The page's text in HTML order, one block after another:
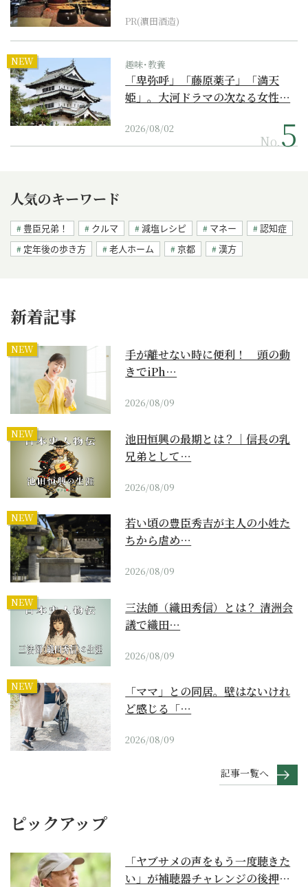
PR(濵田酒造)
NEW 趣味･教養
「卑弥呼」「藤原薬子」「満天
姫」。大河ドラマの次なる女性…
2026/08/02
No.
人気のキーワード
豊臣兄弟！ クルマ 減塩レシピ マネー
認知症
定年後の歩き方
老人ホーム 京都 漢方
新着記事
NEW
手が離せない時に便利！ 頭の動
きでiPh…
2026/08/09
NEW
池田恒興の最期とは？｜信長の乳
兄弟として…
2026/08/09
NEW
若い頃の豊臣秀吉が主人の小姓た
ちから虐め…
2026/08/09
NEW
三法師（織田秀信）とは？ 清洲会
議で織田…
2026/08/09
NEW
「ママ」との同居。壁はないけれ
ど感じる「…
2026/08/09
記事一覧へ
ピックアップ
「ヤブサメの声をもう一度聴きた
い」が補聴器チャレンジの後押し